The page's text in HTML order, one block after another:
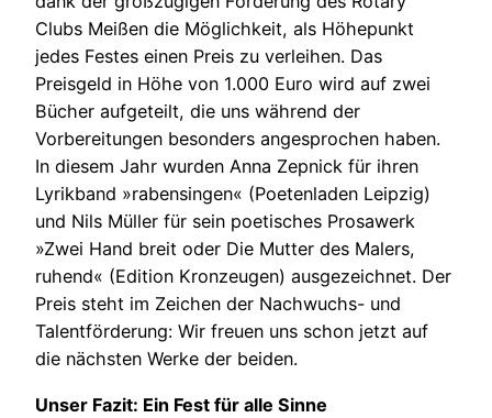
Clubs Meißen die Möglichkeit, als Höhepunkt
jedes Festes einen Preis zu verleihen. Das
Preisgeld in Höhe von 1.000 Euro wird auf zwei
Bücher aufgeteilt, die uns während der
Vorbereitungen besonders angesprochen haben.
In diesem Jahr wurden Anna Zepnick für ihren
Lyrikband »rabensingen« (Poetenladen Leipzig)
und Nils Müller für sein poetisches Prosawerk
»Zwei Hand breit oder Die Mutter des Malers,
ruhend« (Edition Kronzeugen) ausgezeichnet. Der
Preis steht im Zeichen der Nachwuchs- und
Talentförderung: Wir freuen uns schon jetzt auf
die nächsten Werke der beiden.
Unser Fazit: Ein Fest für alle Sinne